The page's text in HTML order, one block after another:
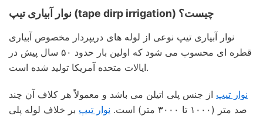
نوار آبیاری تیپ (tape dirp irrigation) چیست؟
نوار آبیاری تیپ نوعی از لوله های دریپردار مخصوص آبیاری
قطره ای محسوب می شود که اولین بار حدود ۵۰ سال پیش در
ایالات متحده آمریکا تولید شده است.
نوار تیپ از جنس پلی اتیلن می باشد و معمولاً هر کلاف آن چند
صد متر (۱۰۰۰ تا ۳۰۰۰ متر) است.
نوار تیپ بر خلاف لوله پلی